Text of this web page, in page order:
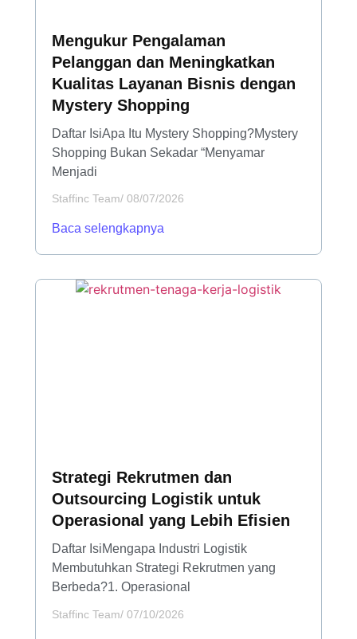
Mengukur Pengalaman
Pelanggan dan Meningkatkan
Kualitas Layanan Bisnis dengan
Mystery Shopping
Daftar IsiApa Itu Mystery Shopping?Mystery
Shopping Bukan Sekadar “Menyamar
Menjadi
Staffinc Team/ 08/07/2026
Baca selengkapnya
Strategi Rekrutmen dan
Outsourcing Logistik untuk
Operasional yang Lebih Efisien
Daftar IsiMengapa Industri Logistik
Membutuhkan Strategi Rekrutmen yang
Berbeda?1. Operasional
Staffinc Team/ 07/10/2026